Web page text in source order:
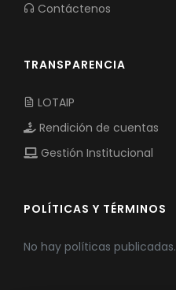
Contáctenos
TRANSPARENCIA
LOTAIP
Rendición de cuentas
Gestión Institucional
POLÍTICAS Y TÉRMINOS
No hay políticas publicadas.